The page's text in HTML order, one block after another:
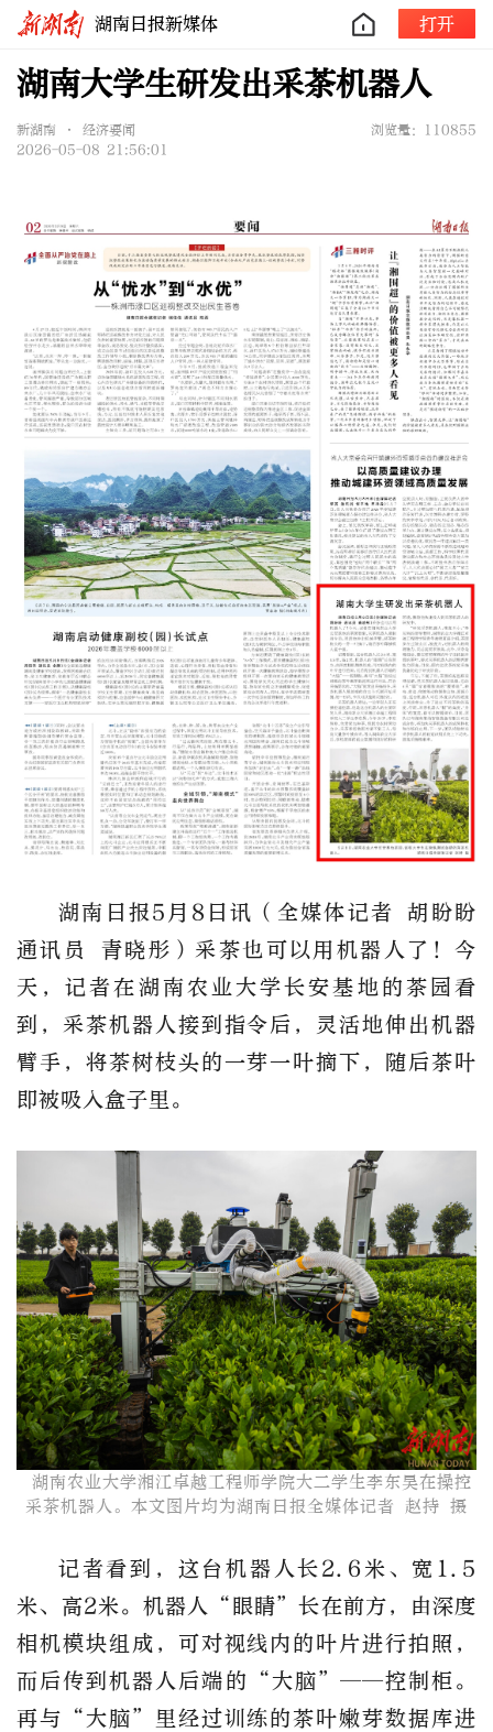
湖南日报新媒体 打开
湖南大学生研发出采茶机器人
新湖南 • 经济要闻
浏览量：110855
2026-05-08 21:56:01
湖南日报5月8日讯（全媒体记者 胡盼盼
通讯员 青晓彤）采茶也可以用机器人了！今
天，记者在湖南农业大学长安基地的茶园看
到，采茶机器人接到指令后，灵活地伸出机器
臂手，将茶树枝头的一芽一叶摘下，随后茶叶
即被吸入盒子里。
​ 湖南农业大学湘江卓越工程师学院大二学生李东昊在操控
采茶机器人。本文图片均为湖南日报全媒体记者 赵持 摄
记者看到，这台机器人长2.6米、宽1.5
米、高2米。机器人“眼睛”长在前方，由深度
相机模块组成，可对视线内的叶片进行拍照，
而后传到机器人后端的“大脑”——控制柜。
再与“大脑”里经过训练的茶叶嫩芽数据库进